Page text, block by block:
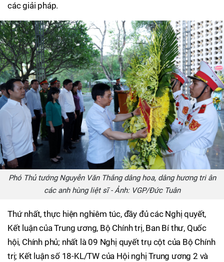
các giải pháp.
Phó Thủ tướng Nguyễn Văn Thắng dâng hoa, dâng hương tri ân
các anh hùng liệt sĩ - Ảnh: VGP/Đức Tuân
Thứ nhất, thực hiện nghiêm túc, đầy đủ các Nghị quyết,
Kết luận của Trung ương, Bộ Chính trị, Ban Bí thư, Quốc
hội, Chính phủ; nhất là 09 Nghị quyết trụ cột của Bộ Chính
trị; Kết luận số 18-KL/TW của Hội nghị Trung ương 2 và